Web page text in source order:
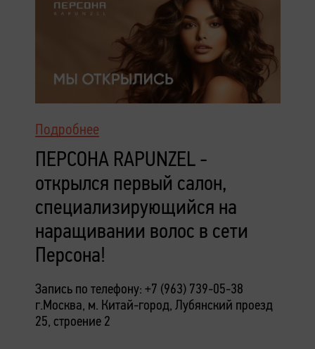
Подробнее
ПЕРСОНА RAPUNZEL -
открылся первый салон,
специализирующийся на
наращивании волос в сети
Персона!
Запись по телефону: +7 (963) 739-05-38
г.Москва, м. Китай-город, Лубянский проезд
25, строение 2